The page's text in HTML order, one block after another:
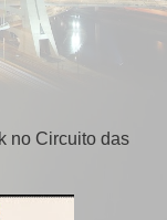
no Circuito das